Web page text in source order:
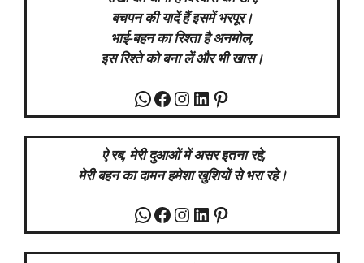
बचपन की यादें हैं इसमें भरपूर।
भाई-बहन का रिश्ता है अनमोल,
इस रिश्ते को बना लें और भी खास।
WhatsApp
Facebook
Instagram
LinkedIn
Pinterest
ऐ रब, मेरी दुआओं में असर इतना रहे,
मेरी बहन का दामन हमेशा खुशियों से भरा रहे।
WhatsApp
Facebook
Instagram
LinkedIn
Pinterest